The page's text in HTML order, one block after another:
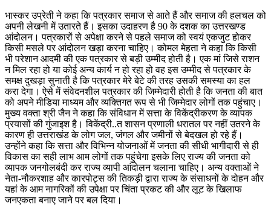
भास्कर उप्रेती ने कहा कि पत्रकार समाज से आते हैं और समाज की हलचल को
अपनी लेखनी में उतारते हैं। इसका उदाहरण है 90 के दशक का उत्तरखण्ड
आंदोलन। पत्रकारों से अपेक्षा करने से पहले समाज को स्वयं एकजुट होकर
किसी मसले पर आंदोलन खड़ा करना चाहिए। कोमल मेहता ने कहा कि किसी
भी परेशान आदमी की एक पत्रकार से बड़ी उम्मीद होती है। एक मां जिसे राशन
न मिल रहा हो या कोई अन्य कार्य न हो रहा हो वह इस उम्मीद से पत्रकार के
समक्ष दुखड़ा सुनाती है कि पत्रकार मेरे बेटे की तरह उसकी समस्या का हल
करा देगा। ऐसे में संवेदनशील पत्रकार की जिम्मेदारी होती है कि जनता की बात
को अपने मीडिया माध्यम और व्यक्तिगत रूप से भी जिम्मेदार लोगों तक पहुंचाए।
मुख्य वक्ता श्री जैन ने कहा कि संविधान में सत्ता के विकेंद्रीकरण के व्यापक
प्रयासों की गुंजाइश है। विकेंद्री..त शासन प्रणाली धरातल पर नहीं उतरने के
कारण ही उत्तराखंड के लोग जल, जंगल और जमीनों से बेदखल हो रहे हैं।
उन्होंने कहा कि सत्ता और विभिन्न योजनाओं में जनता की सीधी भागीदारी से ही
विकास का सही लाभ आम लोगों तक पहुंचेगा इसके लिए राज्य की जनता को
व्यापक जनगोलबंदी कर राज्य व्यापी आंदोलन चलाना चाहिए। अन्य वक्ताओं ने
नेता-नौकरशाह और कारपोट्स की तिकड़ी द्वारा राज्य के संसाधनों के दोहन और
यहां के आम नागरिकों की उपेक्षा पर चिंता प्रकट की और लूट के खिलाफ
जनएकता बनाए जाने पर बल दिया।